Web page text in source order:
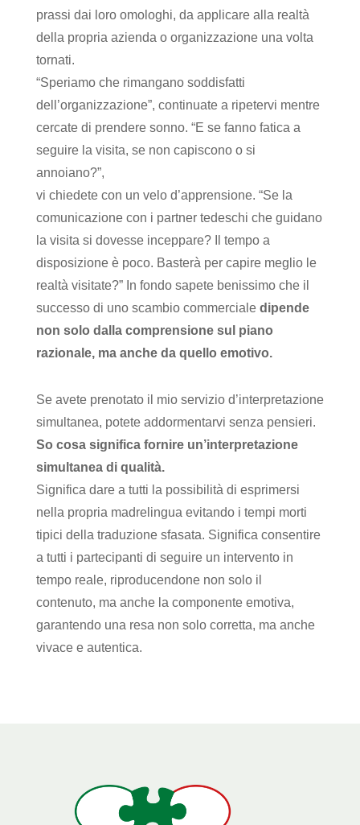
prassi dai loro omologhi, da applicare alla realtà
della propria azienda o organizzazione una volta
tornati.
“Speriamo che rimangano soddisfatti
dell’organizzazione”, continuate a ripetervi mentre
cercate di prendere sonno. “E se fanno fatica a
seguire la visita, se non capiscono o si
annoiano?”,
vi chiedete con un velo d’apprensione. “Se la
comunicazione con i partner tedeschi che guidano
la visita si dovesse inceppare? Il tempo a
disposizione è poco. Basterà per capire meglio le
realtà visitate?” In fondo sapete benissimo che il
successo di uno scambio commerciale dipende
non solo dalla comprensione sul piano
razionale, ma anche da quello emotivo.
Se avete prenotato il mio servizio d’interpretazione
simultanea, potete addormentarvi senza pensieri.
So cosa significa fornire un’interpretazione
simultanea di qualità.
Significa dare a tutti la possibilità di esprimersi
nella propria madrelingua evitando i tempi morti
tipici della traduzione sfasata. Significa consentire
a tutti i partecipanti di seguire un intervento in
tempo reale, riproducendone non solo il
contenuto, ma anche la componente emotiva,
garantendo una resa non solo corretta, ma anche
vivace e autentica.